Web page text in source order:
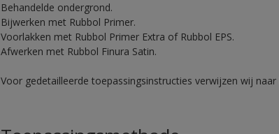
Behandelde ondergrond.
Bijwerken met Rubbol Primer.
Voorlakken met Rubbol Primer Extra of Rubbol EPS.
Afwerken met Rubbol Finura Satin.
Voor gedetailleerde toepassingsinstructies verwijzen wij